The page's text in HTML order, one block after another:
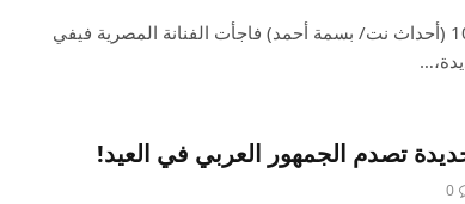
السبت ، 20 ابريل 2024 الساعة 10:00 (أحداث نت/ بسمة أحمد) فاجأت الفنانة المصرية فيفي
تصدم الجمهور العربي في العيد!
0